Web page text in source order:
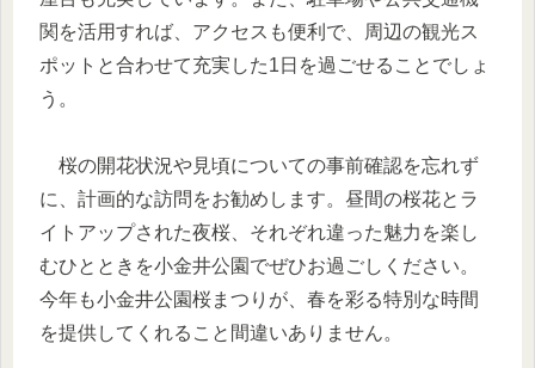
関を活用すれば、アクセスも便利で、周辺の観光ス
ポットと合わせて充実した1日を過ごせることでしょ
う。
桜の開花状況や見頃についての事前確認を忘れず
に、計画的な訪問をお勧めします。昼間の桜花とラ
イトアップされた夜桜、それぞれ違った魅力を楽し
むひとときを小金井公園でぜひお過ごしください。
今年も小金井公園桜まつりが、春を彩る特別な時間
を提供してくれること間違いありません。